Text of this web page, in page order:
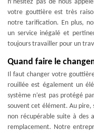
n’hésitez pas de nous
votre gouttière est très
notre tarification. En plus,
un service inégalé et
toujours travailler pour un
Quand faire le
Il faut changer votre
rouillée est également un
système n’est pas protégé
souvent cet élément. Au
non récupérable suite à des
remplacement. Notre